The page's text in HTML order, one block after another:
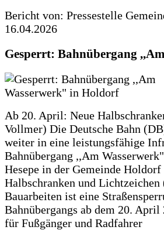
Bericht von: Pressestelle
16.04.2026
Gesperrt: Bahnübergang
Ab 20. April: Neue
Vollmer) Die Deutsche Bahn
weiter in eine leistungsfähige
Bahnübergang ,,Am
Hesepe in der Gemeinde
Halbschranken und
Bauarbeiten ist eine
Bahnübergangs ab dem 20.
für Fußgänger und Radfahrer